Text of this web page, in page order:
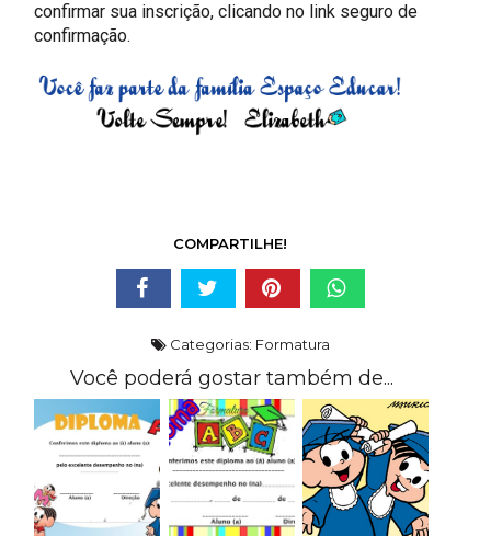
confirmar sua inscrição, clicando no link seguro de
confirmação.
COMPARTILHE!
Categorias: Formatura
Você poderá gostar também de...